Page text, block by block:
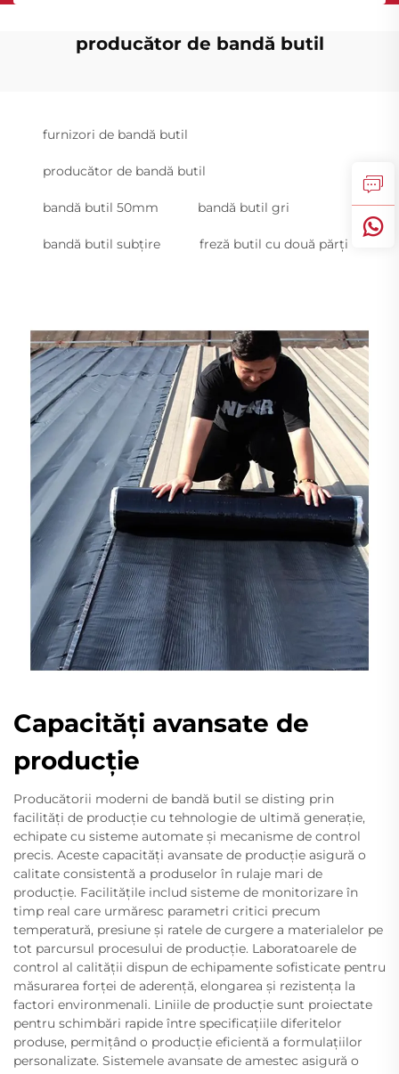
producător de bandă butil
furnizori de bandă butil
producător de bandă butil
bandă butil 50mm bandă butil gri
bandă butil subțire freză butil cu două părți
Capacități avansate de
producție
Producătorii moderni de bandă butil se disting prin
facilități de producție cu tehnologie de ultimă generație,
echipate cu sisteme automate și mecanisme de control
precis. Aceste capacități avansate de producție asigură o
calitate consistentă a produselor în rulaje mari de
producție. Facilitățile includ sisteme de monitorizare în
timp real care urmăresc parametri critici precum
temperatură, presiune și ratele de curgere a materialelor pe
tot parcursul procesului de producție. Laboratoarele de
control al calității dispun de echipamente sofisticate pentru
măsurarea forței de aderență, elongarea și rezistența la
factori environmenali. Liniile de producție sunt proiectate
pentru schimbări rapide între specificațiile diferitelor
produse, permițând o producție eficientă a formulațiilor
personalizate. Sistemele avansate de amestec asigură o